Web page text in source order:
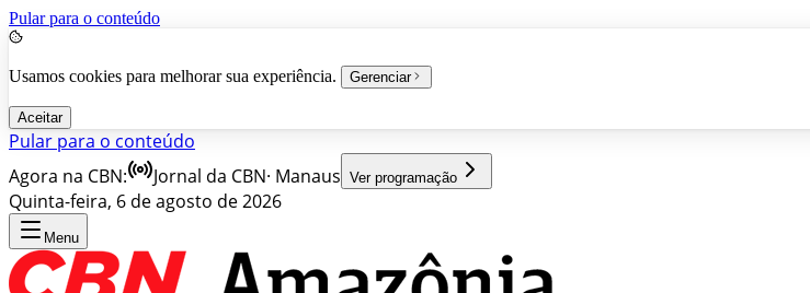
Pular para o conteúdo
Usamos cookies para melhorar sua experiência. Gerenciar
Aceitar
Pular para o conteúdo
Agora na CBN:
Jornal da CBN· Manaus Ver programação
Quinta-feira, 6 de agosto de 2026
Menu